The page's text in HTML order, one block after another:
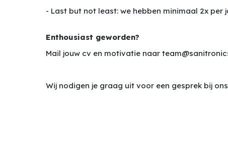
- Last but not least: we hebben minimaal 2x
Enthousiast geworden?
Mail jouw cv en motivatie naar
Wij nodigen je graag uit voor een gesprek bij